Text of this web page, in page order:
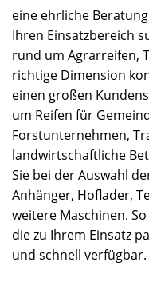
eine ehrliche
Ihren Einsatzbereich
rund um Agrarreifen,
richtige Dimension
einen großen
um Reifen für
Forstunternehmen,
landwirtschaftliche
Sie bei der Auswahl
Anhänger, Hoflader,
weitere Maschinen.
die zu Ihrem Einsatz
und schnell verfügbar.